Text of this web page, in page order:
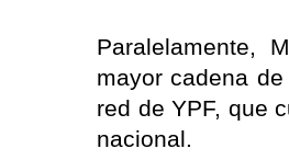
Paralelamente,
mayor cadena
red de YPF, que
nacional.